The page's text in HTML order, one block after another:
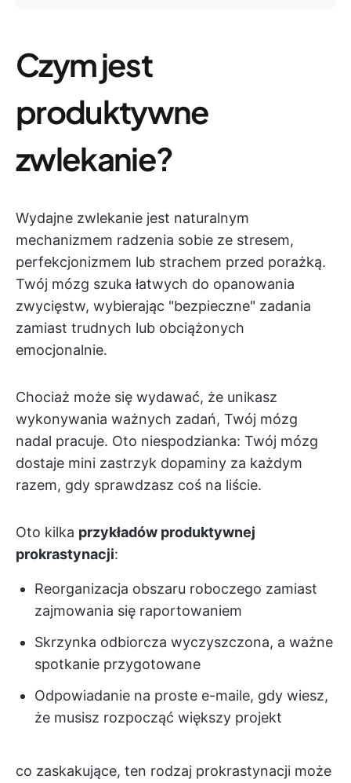
Czym jest
produktywne
zwlekanie?
Wydajne zwlekanie jest naturalnym
mechanizmem radzenia sobie ze stresem,
perfekcjonizmem lub strachem przed porażką.
Twój mózg szuka łatwych do opanowania
zwycięstw, wybierając "bezpieczne" zadania
zamiast trudnych lub obciążonych
emocjonalnie.
Chociaż może się wydawać, że unikasz
wykonywania ważnych zadań, Twój mózg
nadal pracuje. Oto niespodzianka: Twój mózg
dostaje mini zastrzyk dopaminy za każdym
razem, gdy sprawdzasz coś na liście.
Oto kilka przykładów produktywnej
prokrastynacji:
Reorganizacja obszaru roboczego zamiast
zajmowania się raportowaniem
Skrzynka odbiorcza wyczyszczona, a ważne
spotkanie przygotowane
Odpowiadanie na proste e-maile, gdy wiesz,
że musisz rozpocząć większy projekt
co zaskakujące, ten rodzaj prokrastynacji może